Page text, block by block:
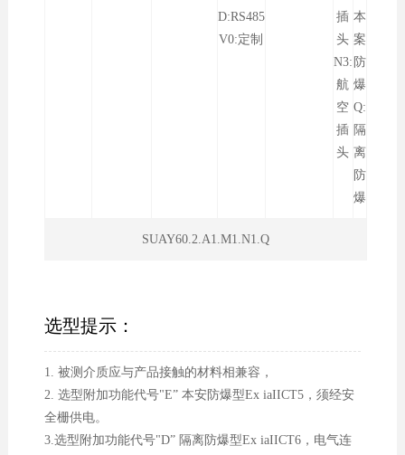
D:RS485
V0:定制
插
头
N3:
航
空
插
头
本
案
防
爆
Q:
隔
离
防
爆
SUAY60.2.A1.M1.N1.Q
选型提示：
1. 被测介质应与产品接触的材料相兼容，
2. 选型附加功能代号"E” 本安防爆型Ex iaIICT5，须经安
全栅供电。
3.选型附加功能代号"D” 隔离防爆型Ex iaIICT6，电气连